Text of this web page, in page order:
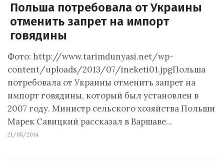
Польша потребовала от Украины
отменить запрет на импорт
говядины
Фото: http://www.tarimdunyasi.net/wp-
content/uploads/2013/07/ineketi01.jpgПольша
потребовала от Украины отменить запрет на
импорт говядины, который был установлен в
2007 году. Министр сельского хозяйства Польши
Марек Савицкий рассказал в Варшаве…
21/05/2014